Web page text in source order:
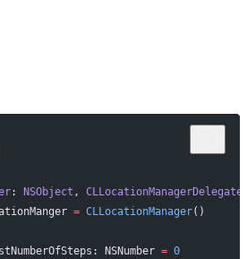
: NSObject ,
= CLLocationManager()
NSNumber = 0